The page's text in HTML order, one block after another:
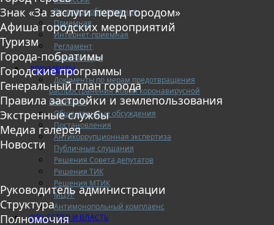
Кадровое обеспечение
Приемная
Интернет-приемная
Регламент
Охрана труда
ДОКУМЕНТЫ
Документы по мерам предотвращения
распространения новой коронавирусной
инфекции
Общественные обсуждения
Постановления
Антикоррупционная экспертиза
Публичные слушания
Решения Совета депутатов
Решения ТИК
Решения МТИК
МЦУР
Антимонопольный комплаенс
ОБЩЕСТВО И ВЛАСТЬ
Знак «За заслуги перед городом»
Афиша городских мероприятий
Туризм
Города-побратимы
Городские программы
Генеральный план города
Правила застройки и землепользования
Экстренные службы
Медиа галерея
Новости
Руководитель администрации
Структура
Полномочия